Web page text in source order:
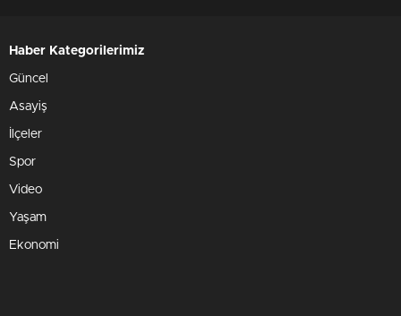
Haber Kategorilerimiz
Güncel
Asayiş
İlçeler
Spor
Video
Yaşam
Ekonomi